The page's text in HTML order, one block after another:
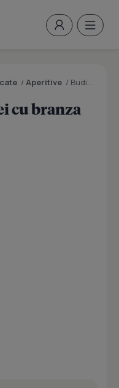
/ Aperitive / Budinca de dovlecei cu branza si hering
cu branza